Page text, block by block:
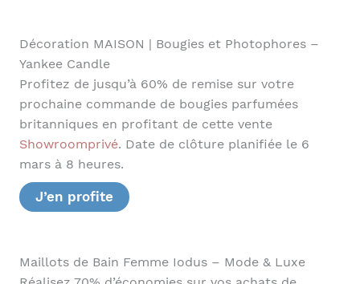
Décoration MAISON | Bougies et Photophores –
Yankee Candle
Profitez de jusqu’à 60% de remise sur votre
prochaine commande de bougies parfumées
britanniques en profitant de cette vente
Showroomprivé. Date de clôture planifiée le 6
mars à 8 heures.
J’en profite
Maillots de Bain Femme Iodus – Mode & Luxe